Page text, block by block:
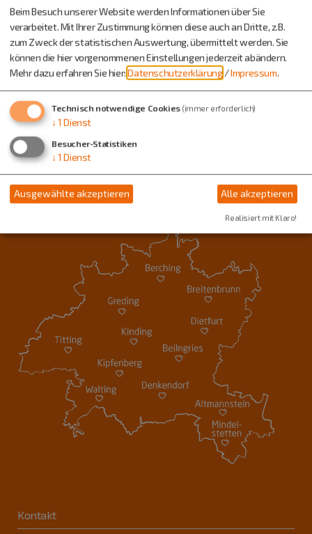
Absenden
*) Pflichtfeld
Eine Kopie dieser E-Mail wird an Ihre Adresse verschickt.
Kontakt
Beim Besuch unserer Website werden Informationen über Sie
verarbeitet. Mit Ihrer Zustimmung können diese auch an Dritte, z.B.
zum Zweck der statistischen Auswertung, übermittelt werden. Sie
können die hier vorgenommenen Einstellungen jederzeit abändern.
Mehr dazu erfahren Sie hier:Datenschutzerklärung /Impressum.
Technisch notwendige Cookies (immer erforderlich)
↓ 1 Dienst
Besucher-Statistiken
↓ 1 Dienst
Ausgewählte akzeptieren Alle akzeptieren
Realisiert mit Klaro!